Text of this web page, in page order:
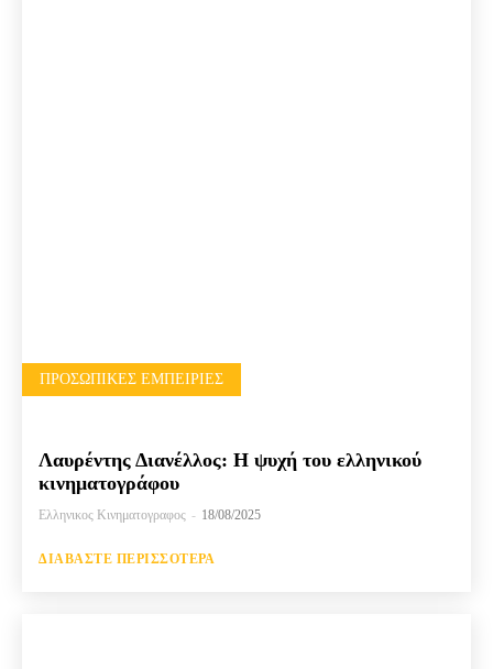
ΠΡΟΣΩΠΙΚΈΣ ΕΜΠΕΙΡΊΕΣ
Λαυρέντης Διανέλλος: Η ψυχή του ελληνικού
κινηματογράφου
Ελληνικος Κινηματογραφος - 18/08/2025
ΔΙΑΒΆΣΤΕ ΠΕΡΙΣΣΌΤΕΡΑ